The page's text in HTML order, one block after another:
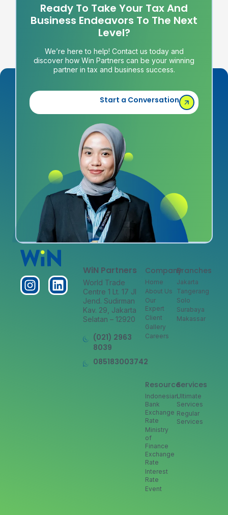
Ready To Take Your Tax And
Business Endeavors To The Next
Level?
We’re here to help! Contact us today and
discover how Win Partners can be your winning
partner in tax and business success.
Start a Conversation
WiN Partners
World Trade
Centre 1 Lt. 17 Jl
Jend. Sudirman
Kav. 29, Jakarta
Selatan – 12920
(021) 2963
8039
085183003742
Company
Home
About Us
Our
Expert
Client
Gallery
Careers
Services
Ultimate
Services
Regular
Services
Branches
Jakarta
Tangerang
Solo
Surabaya
Makassar
Resource
Indonesian
Bank
Exchange
Rate
Ministry
of
Finance
Exchange
Rate
Interest
Rate
Event